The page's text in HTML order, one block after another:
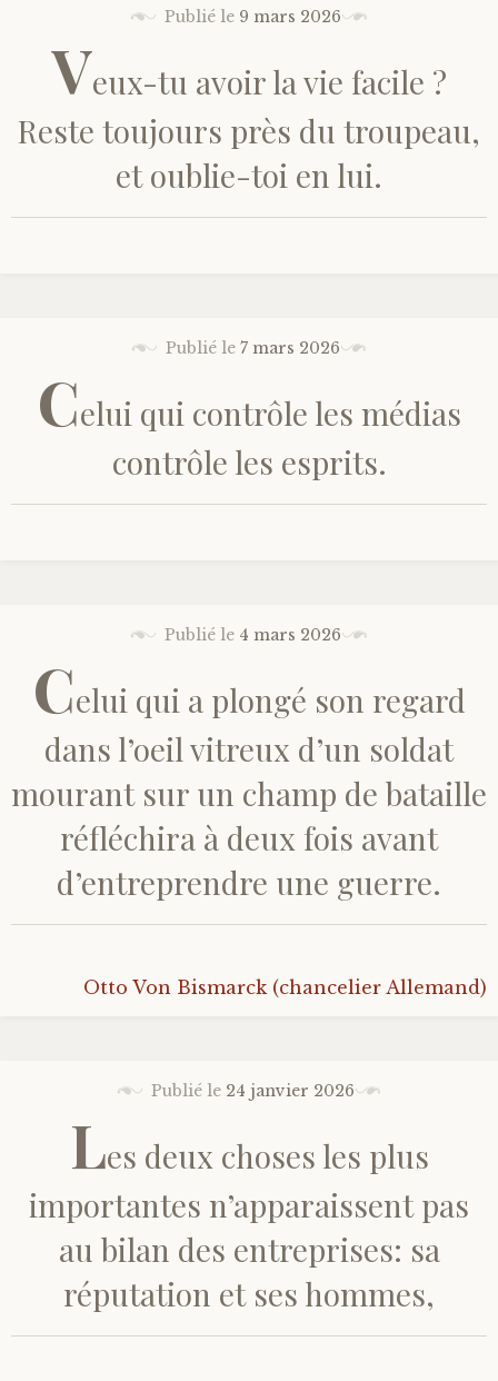
Publié le 9 mars 2026
Veux-tu avoir la vie facile ?
Reste toujours près du troupeau,
et oublie-toi en lui.
Publié le 7 mars 2026
Celui qui contrôle les médias
contrôle les esprits.
Publié le 4 mars 2026
Celui qui a plongé son regard
dans l’oeil vitreux d’un soldat
mourant sur un champ de bataille
réfléchira à deux fois avant
d’entreprendre une guerre.
Otto Von Bismarck (chancelier Allemand)
Publié le 24 janvier 2026
Les deux choses les plus
importantes n’apparaissent pas
au bilan des entreprises: sa
réputation et ses hommes,